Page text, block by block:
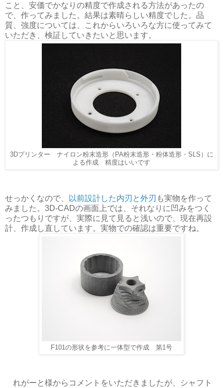
こと、安価でかなりの精度で作成される方法があったの
で、作ってみました。結果は素晴らしい精度でした。品
質、強度については、これからいろいろな方に使ってみて
いただき、検証していきたいと思います。
3Dプリンター ナイロン粉末造形（PA粉末造形・粉体造形・SLS）
に
よる作成 精度はいいです
せっかくなので、 以前設計した内刃と外刃 も実物を作って
みました。3D-CADの画面上では、それなりに凹みをつく
ったつもりですが、実際に見て見ると浅いので、現在再設
計、作成し直しています。実物での確認は重要ですね。
F101の形状を参考に一体型で作成 第1号
れがーと様からコメントをいただきましたが、シャフト